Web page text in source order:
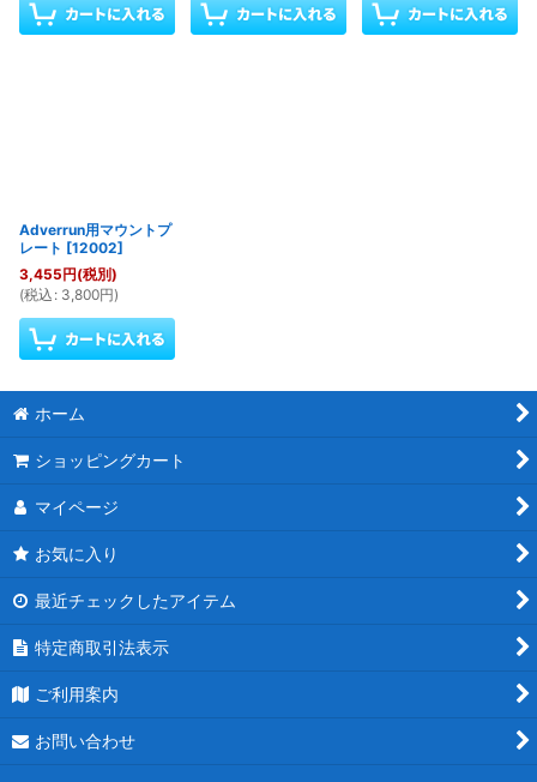
Adverrun用マウントプ
レート [12002]
3,455円(税別)
(税込 : 3,800円)
ホーム
ショッピングカート
マイページ
お気に入り
最近チェックしたアイテム
特定商取引法表示
ご利用案内
お問い合わせ